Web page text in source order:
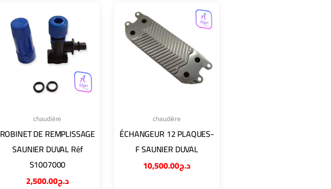
chaudière
ROBINET DE REMPLISSAGE
SAUNIER DUVAL Réf
S1007000
د.ج2,500.00
chaudière
ÉCHANGEUR 12 PLAQUES-
F SAUNIER DUVAL
د.ج10,500.00